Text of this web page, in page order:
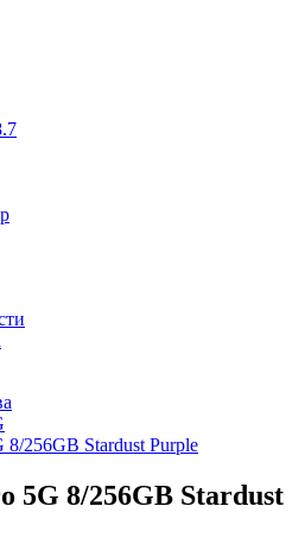
8/256GB Stardust Purple
5G 8/256GB Stardust